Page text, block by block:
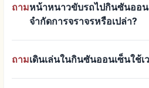
ถามหน้าหนาวขับรถไปกินซันออ
จำกัดการจราจรหรือเปล่า?
ถามเดินเล่นในกินซันออนเซ็นใช้เ